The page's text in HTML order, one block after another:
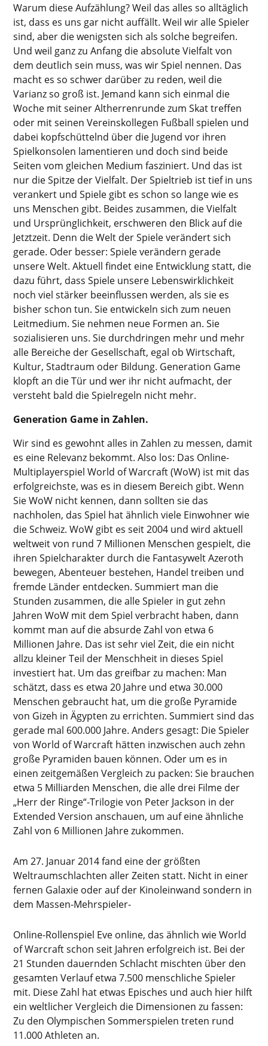
Warum diese Aufzählung? Weil das alles so alltäglich
ist, dass es uns gar nicht auffällt. Weil wir alle Spieler
sind, aber die wenigsten sich als solche begreifen.
Und weil ganz zu Anfang die absolute Vielfalt von
dem deutlich sein muss, was wir Spiel nennen. Das
macht es so schwer darüber zu reden, weil die
Varianz so groß ist. Jemand kann sich einmal die
Woche mit seiner Altherrenrunde zum Skat treffen
oder mit seinen Vereinskollegen Fußball spielen und
dabei kopfschüttelnd über die Jugend vor ihren
Spielkonsolen lamentieren und doch sind beide
Seiten vom gleichen Medium fasziniert. Und das ist
nur die Spitze der Vielfalt. Der Spieltrieb ist tief in uns
verankert und Spiele gibt es schon so lange wie es
uns Menschen gibt. Beides zusammen, die Vielfalt
und Ursprünglichkeit, erschweren den Blick auf die
Jetztzeit. Denn die Welt der Spiele verändert sich
gerade. Oder besser: Spiele verändern gerade
unsere Welt. Aktuell findet eine Entwicklung statt, die
dazu führt, dass Spiele unsere Lebenswirklichkeit
noch viel stärker beeinflussen werden, als sie es
bisher schon tun. Sie entwickeln sich zum neuen
Leitmedium. Sie nehmen neue Formen an. Sie
sozialisieren uns. Sie durchdringen mehr und mehr
alle Bereiche der Gesellschaft, egal ob Wirtschaft,
Kultur, Stadtraum oder Bildung. Generation Game
klopft an die Tür und wer ihr nicht aufmacht, der
versteht bald die Spielregeln nicht mehr.
Generation Game in Zahlen.
Wir sind es gewohnt alles in Zahlen zu messen, damit
es eine Relevanz bekommt. Also los: Das Online-
Multiplayerspiel World of Warcraft (WoW) ist mit das
erfolgreichste, was es in diesem Bereich gibt. Wenn
Sie WoW nicht kennen, dann sollten sie das
nachholen, das Spiel hat ähnlich viele Einwohner wie
die Schweiz. WoW gibt es seit 2004 und wird aktuell
weltweit von rund 7 Millionen Menschen gespielt, die
ihren Spielcharakter durch die Fantasywelt Azeroth
bewegen, Abenteuer bestehen, Handel treiben und
fremde Länder entdecken. Summiert man die
Stunden zusammen, die alle Spieler in gut zehn
Jahren WoW mit dem Spiel verbracht haben, dann
kommt man auf die absurde Zahl von etwa 6
Millionen Jahre. Das ist sehr viel Zeit, die ein nicht
allzu kleiner Teil der Menschheit in dieses Spiel
investiert hat. Um das greifbar zu machen: Man
schätzt, dass es etwa 20 Jahre und etwa 30.000
Menschen gebraucht hat, um die große Pyramide
von Gizeh in Ägypten zu errichten. Summiert sind das
gerade mal 600.000 Jahre. Anders gesagt: Die Spieler
von World of Warcraft hätten inzwischen auch zehn
große Pyramiden bauen können. Oder um es in
einen zeitgemäßen Vergleich zu packen: Sie brauchen
etwa 5 Milliarden Menschen, die alle drei Filme der
„Herr der Ringe“-Trilogie von Peter Jackson in der
Extended Version anschauen, um auf eine ähnliche
Zahl von 6 Millionen Jahre zukommen.
Am 27. Januar 2014 fand eine der größten
Weltraumschlachten aller Zeiten statt. Nicht in einer
fernen Galaxie oder auf der Kinoleinwand sondern in
dem Massen-Mehrspieler-
Online-Rollenspiel Eve online, das ähnlich wie World
of Warcraft schon seit Jahren erfolgreich ist. Bei der
21 Stunden dauernden Schlacht mischten über den
gesamten Verlauf etwa 7.500 menschliche Spieler
mit. Diese Zahl hat etwas Episches und auch hier hilft
ein weltlicher Vergleich die Dimensionen zu fassen:
Zu den Olympischen Sommerspielen treten rund
11.000 Athleten an.